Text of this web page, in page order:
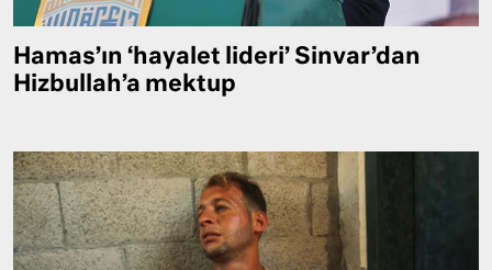
Hamas’ın ‘hayalet lideri’ Sinvar’dan
Hizbullah’a mektup